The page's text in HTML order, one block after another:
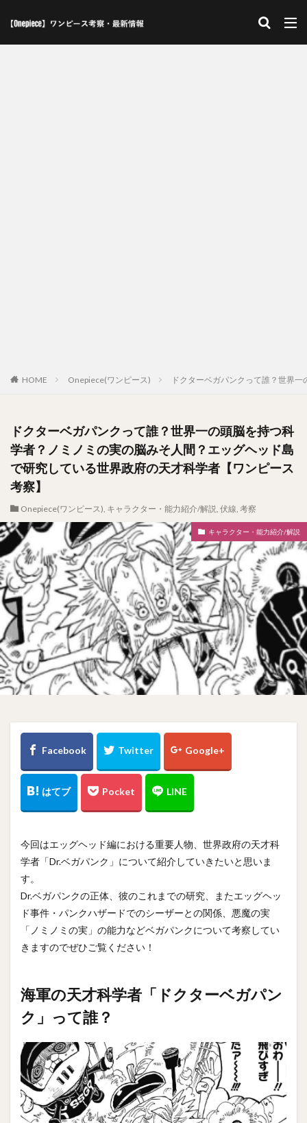
HOME Onepiece(ワンピース) ドクターベガパンクって誰？世界
ドクターベガパンクって誰？世界一の頭脳を持つ科
学者？ノミノミの実の脳みそ人間？エッグヘッド島
で研究している世界政府の天才科学者【ワンピース
考察】
Onepiece(ワンピース), キャラクター・能力紹介/解説, 伏線, 考察
キャラクター・能力紹介/解説
今回はエッグヘッド編における重要人物、世界政府の天才科
学者「Dr.ベガパンク」について紹介していきたいと思いま
す。
Dr.ベガパンクの正体、彼のこれまでの研究、またエッグヘッ
ド事件・パンクハザードでのシーザーとの関係、悪魔の実
「ノミノミの実」の能力などベガパンクについて考察してい
きますのでぜひご覧ください！
海軍の天才科学者「ドクターベガパン
ク」って誰？